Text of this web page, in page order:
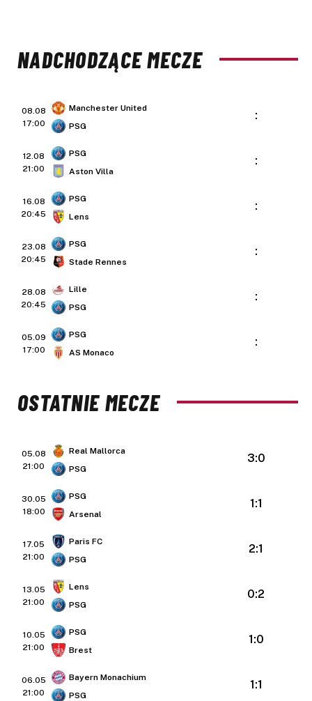
NADCHODZĄCE MECZE
08.08
17:00
Manchester United
PSG
:
12.08
21:00
PSG
Aston Villa
:
16.08
20:45
PSG
Lens
:
23.08
20:45
PSG
Stade Rennes
:
28.08
20:45
Lille
PSG
:
05.09
17:00
PSG
AS Monaco
:
OSTATNIE MECZE
05.08
21:00
Real Mallorca
PSG
3:0
30.05
18:00
PSG
Arsenal
1:1
17.05
21:00
Paris FC
PSG
2:1
13.05
21:00
Lens
PSG
0:2
10.05
21:00
PSG
Brest
1:0
06.05
21:00
Bayern Monachium
PSG
1:1